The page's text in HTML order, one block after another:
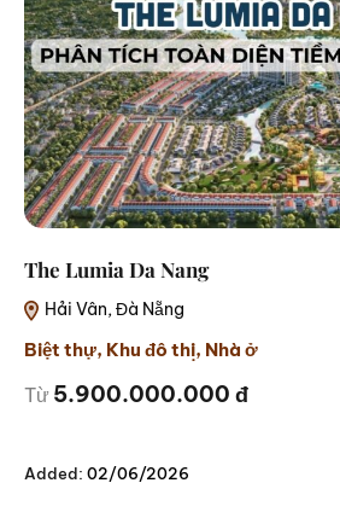
The Lumia Da Nang
Hải Vân, Đà Nẵng
Biệt thự, Khu đô thị, Nhà ở
Từ 5.900.000.000 đ
Added: 02/06/2026